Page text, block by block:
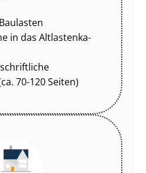
in das Alt­las­ten­ka­
70-120 Seiten)